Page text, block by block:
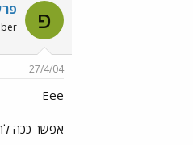
פ
27/4/04
Eee
אפשר ככה